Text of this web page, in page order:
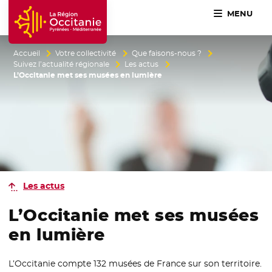
Accueil Région Occitanie / Pyrénées-Méditerranée
MENU
Accueil Votre collectivité
Que faisons-nous ?
Suivez l’actualité régionale
Les actus
L’Occitanie met ses musées en lumière
Les actus
L’Occitanie met ses musées
en lumière
L’Occitanie compte 132 musées de France sur son territoire.